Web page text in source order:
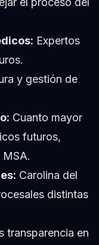
Expertos
y gestión de
Cuanto mayor
futuros,
Carolina del
distintas
transparencia en